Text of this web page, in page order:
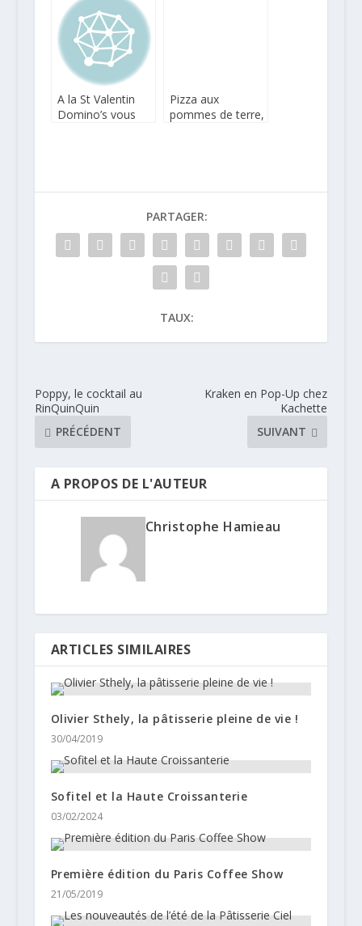
A la St Valentin
Domino’s vous
Pizza aux
pommes de terre,
PARTAGER:
TAUX:
Poppy, le cocktail au
RinQuinQuin
PRÉCÉDENT
Kraken en Pop-Up chez
Kachette
SUIVANT
A PROPOS DE L'AUTEUR
Christophe Hamieau
ARTICLES SIMILAIRES
Olivier Sthely, la pâtisserie pleine de vie !
30/04/2019
Sofitel et la Haute Croissanterie
03/02/2024
Première édition du Paris Coffee Show
21/05/2019